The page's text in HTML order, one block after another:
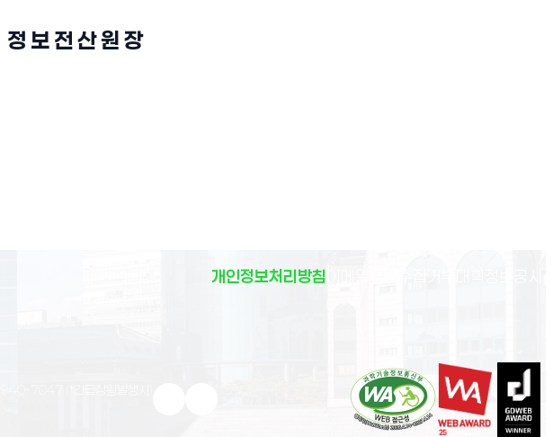
정 보 전 산 원 장
개인정보처리방침